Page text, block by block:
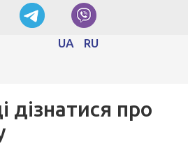
UA RU
дізнатися про